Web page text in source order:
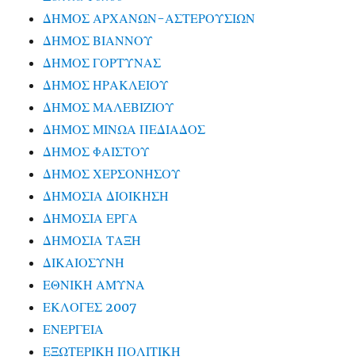
ΔΗΜΟΣ ΑΡΧΑΝΩΝ-ΑΣΤΕΡΟΥΣΙΩΝ
ΔΗΜΟΣ ΒΙΑΝΝΟΥ
ΔΗΜΟΣ ΓΟΡΤΥΝΑΣ
ΔΗΜΟΣ ΗΡΑΚΛΕΙΟΥ
ΔΗΜΟΣ ΜΑΛΕΒΙΖΙΟΥ
ΔΗΜΟΣ ΜΙΝΩΑ ΠΕΔΙΑΔΟΣ
ΔΗΜΟΣ ΦΑΙΣΤΟΥ
ΔΗΜΟΣ ΧΕΡΣΟΝΗΣΟΥ
ΔΗΜΟΣΙΑ ΔΙΟΙΚΗΣΗ
ΔΗΜΟΣΙΑ ΕΡΓΑ
ΔΗΜΟΣΙΑ ΤΑΞΗ
ΔΙΚΑΙΟΣΥΝΗ
ΕΘΝΙΚΗ ΑΜΥΝΑ
ΕΚΛΟΓΕΣ 2007
ΕΝΕΡΓΕΙΑ
ΕΞΩΤΕΡΙΚΗ ΠΟΛΙΤΙΚΗ